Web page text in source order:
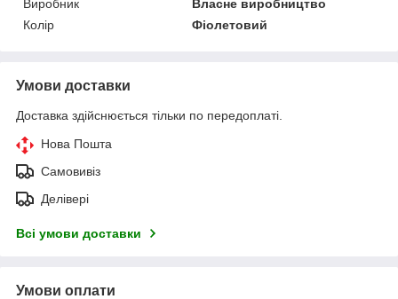
Виробник
Власне виробництво
Колір
Фіолетовий
Умови доставки
Доставка здійснюється тільки по передоплаті.
Нова Пошта
Самовивіз
Делівері
Всі умови доставки
Умови оплати